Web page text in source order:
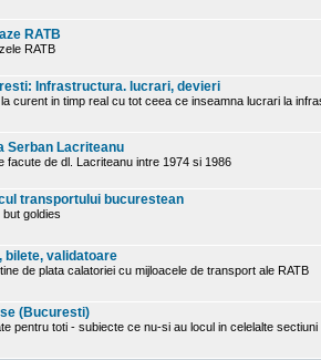
RATB
RATB
Infrastructura. lucrari, devieri
la curent in timp real cu tot ceea ce inseamna lucrari la
Serban Lacriteanu
facute de dl. Lacriteanu intre 1974 si 1986
transportului bucurestean
but goldies
bilete, validatoare
de plata calatoriei cu mijloacele de transport ale RATB
(Bucuresti)
pentru toti - subiecte ce nu-si au locul in celelalte